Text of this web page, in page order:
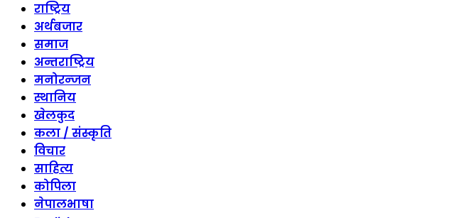
राष्ट्रिय
अर्थबजार
समाज
अन्तराष्ट्रिय
मनोरन्जन
स्थानिय
खेलकुद
कला / संस्कृति
विचार
साहित्य
कोपिला
नेपालभाषा